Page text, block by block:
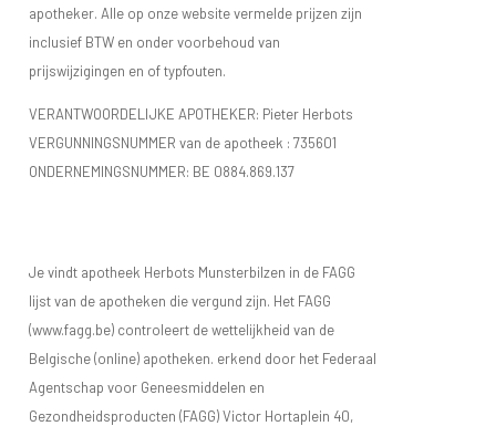
apotheker. Alle op onze website vermelde prijzen zijn
inclusief BTW en onder voorbehoud van
prijswijzigingen en of typfouten.
VERANTWOORDELIJKE APOTHEKER: Pieter Herbots
VERGUNNINGSNUMMER van de apotheek : 735601
ONDERNEMINGSNUMMER: BE 0884.869.137
Je vindt apotheek Herbots Munsterbilzen in de FAGG
lijst van de apotheken die vergund zijn. Het FAGG
(www.fagg.be) controleert de wettelijkheid van de
Belgische (online) apotheken. erkend door het Federaal
Agentschap voor Geneesmiddelen en
Gezondheidsproducten (FAGG) Victor Hortaplein 40,